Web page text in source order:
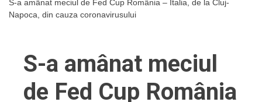
S-a amânat meciul de Fed Cup România – Italia, de la Cluj-
Napoca, din cauza coronavirusului
S-a amânat meciul
de Fed Cup România